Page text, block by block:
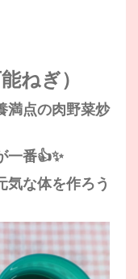
ねぎ）
満点の肉野菜炒
一番👍✨
な体を作ろう